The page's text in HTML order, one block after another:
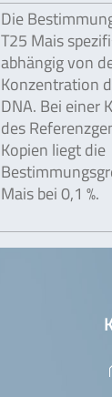
Die
T25 Mais
abhängig von
Konzentration
DNA. Bei einer
des
Kopien liegt die
Mais bei 0,1 %.